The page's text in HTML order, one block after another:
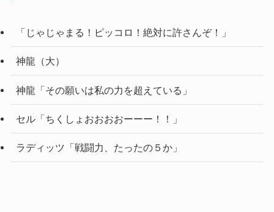
「じゃじゃまる！ピッコロ！絶対に許さんぞ！」
神龍（大）
神龍「その願いは私の力を超えている」
セル「ちくしょおおおおーーー！！」
ラディッツ「戦闘力、たったの５か」